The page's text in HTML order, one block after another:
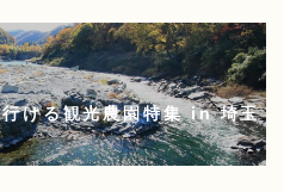
行ける観光農園特集 in 埼玉